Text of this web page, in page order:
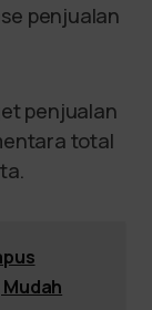
penjualan
penjualan
total